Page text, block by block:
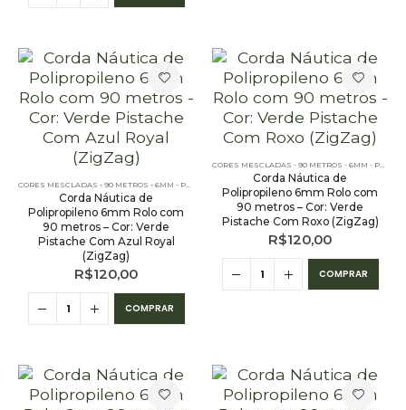
OUTLET ,PE - 6MM - POLIPROPILENO -
Corda Náutica de
Polipropileno 6mm Rolo com
90 metros – Cor: Verde
Pistache Com Azul Royal
(ZigZag)
R$120,00
COMPRAR
Corda Náutica de
Polipropileno 6mm Rolo com
90 metros – Cor: Verde
Pistache Com Roxo (ZigZag)
R$120,00
COMPRAR